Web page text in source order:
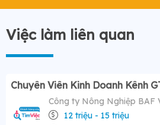
Việc làm liên quan
Chuyên Viên Kinh Doanh Kênh
Công ty Nông Nghiệp BAF
12 triệu - 15 triệu